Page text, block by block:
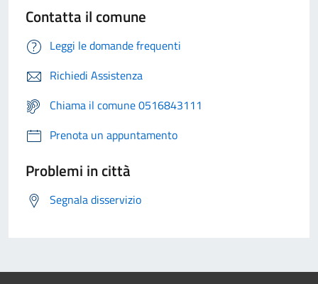
Contatta il comune
Leggi le domande frequenti
Richiedi Assistenza
Chiama il comune 0516843111
Prenota un appuntamento
Problemi in città
Segnala disservizio